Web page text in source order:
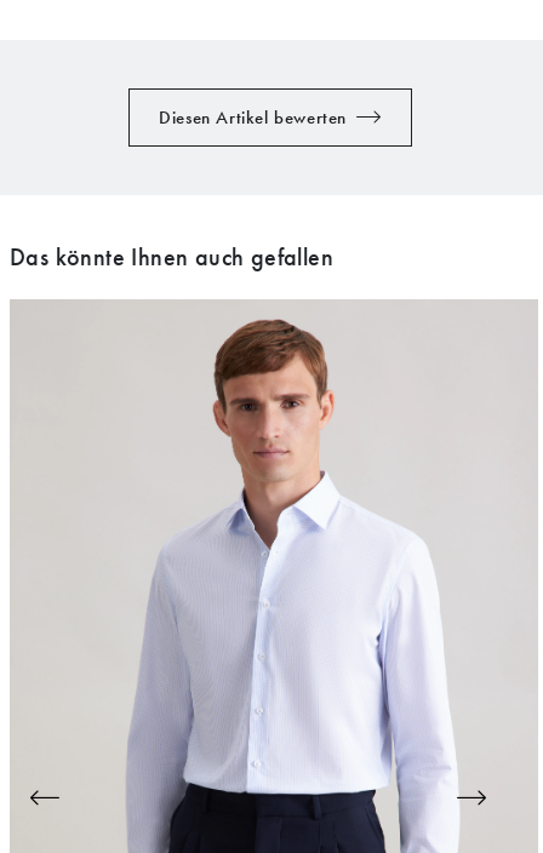
Diesen Artikel bewerten
Das könnte Ihnen auch gefallen